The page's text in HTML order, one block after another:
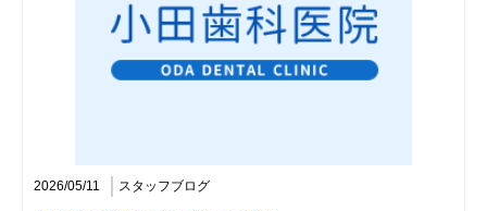
2026/05/11 スタッフブログ